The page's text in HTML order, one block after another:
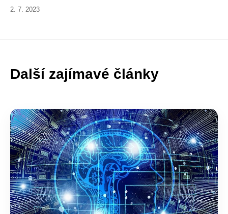
2. 7. 2023
Další zajímavé články